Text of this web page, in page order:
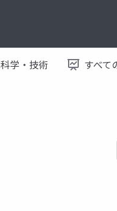
科学・技術 すべて